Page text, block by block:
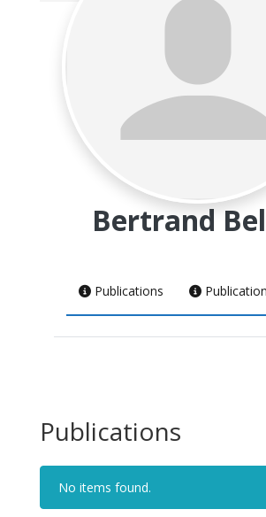
Bertrand
Publications
Publications
No items found.